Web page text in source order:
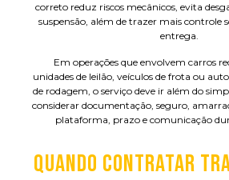
correto reduz riscos mecânicos, evita
suspensão, além de trazer mais controle
entrega.
Em operações que envolvem carros
unidades de leilão, veículos de frota ou
de rodagem, o serviço deve ir além do
considerar documentação, seguro,
plataforma, prazo e comunicação
QUANDO CONTRATAR